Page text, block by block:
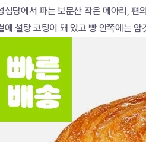
심당에서 파는 보문산 작은 메아리, 편
에 설탕 코팅이 돼 있고 빵 안쪽에는